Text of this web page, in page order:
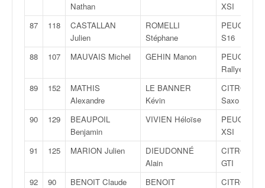
Nathan
XSI
87
118
CASTALLAN
Julien
ROMELLI
Stéphane
PEUGEOT
S16
88
107 MAUVAIS Michel GEHIN Manon
PEUGEOT
Rallye
89
152
MATHIS
Alexandre
LE BANNER
Kévin
CITROËN
Saxo VTS
90
129
BEAUPOIL
Benjamin
VIVIEN Héloïse
PEUGEOT
XSI
91
125 MARION Julien
DIEUDONNÉ
Alain
CITROËN
GTI
92
90 BENOIT Claude
BENOIT
CITROËN